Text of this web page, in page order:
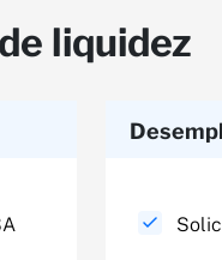
liquidez